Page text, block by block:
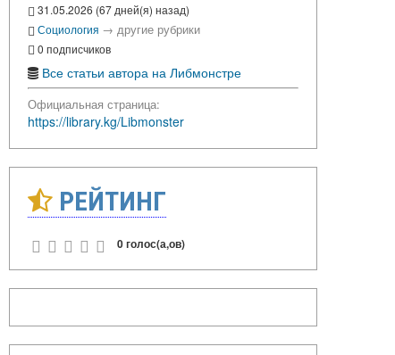
31.05.2026 (67 дней(я) назад)
Социология → другие рубрики
0 подписчиков
Все статьи автора на Либмонстре
Официальная страница:
https://library.kg/Libmonster
РЕЙТИНГ
0 голос(а,ов)